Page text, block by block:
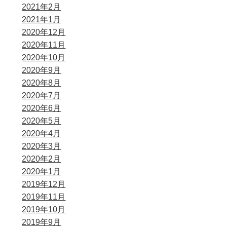
2021年2月
2021年1月
2020年12月
2020年11月
2020年10月
2020年9月
2020年8月
2020年7月
2020年6月
2020年5月
2020年4月
2020年3月
2020年2月
2020年1月
2019年12月
2019年11月
2019年10月
2019年9月